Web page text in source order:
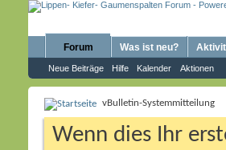
Forum
Neue Beiträge Hilfe Kalender Aktionen
Was ist neu?
vBulletin-Systemmitteilung
Wenn dies Ihr